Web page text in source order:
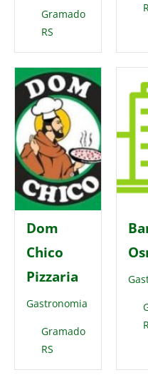
Gramado
RS
Dom
Chico
Pizzaria
Gastronomia
Gramado
RS